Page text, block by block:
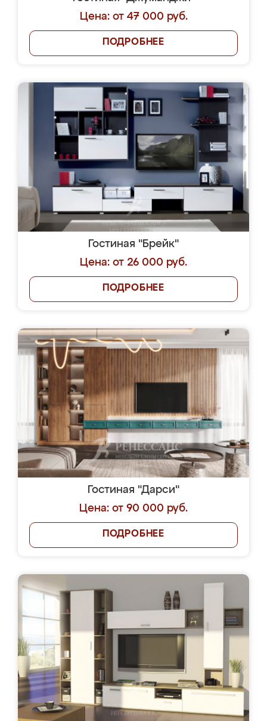
Цена: от 47 000 руб.
ПОДРОБНЕЕ
Гостиная "Брейк"
Цена: от 26 000 руб.
ПОДРОБНЕЕ
Гостиная "Дарси"
Цена: от 90 000 руб.
ПОДРОБНЕЕ